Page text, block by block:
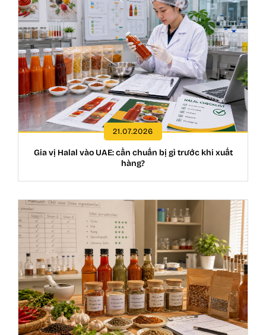
21.07.2026
Gia vị Halal vào UAE: cần chuẩn bị gì trước khi xuất
hàng?